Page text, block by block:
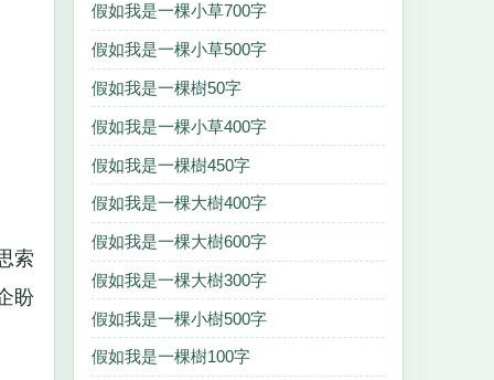
索
盼
假如我是一棵小草700字
假如我是一棵小草500字
假如我是一棵樹50字
假如我是一棵小草400字
假如我是一棵樹450字
假如我是一棵大樹400字
假如我是一棵大樹600字
假如我是一棵大樹300字
假如我是一棵小樹500字
假如我是一棵樹100字